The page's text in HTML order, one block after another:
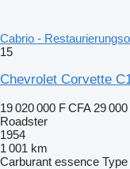
Cabrio -
15
Chevrolet Corvette
19 020 000 F CFA 29
Roadster
1954
1 001 km
Carburant essence